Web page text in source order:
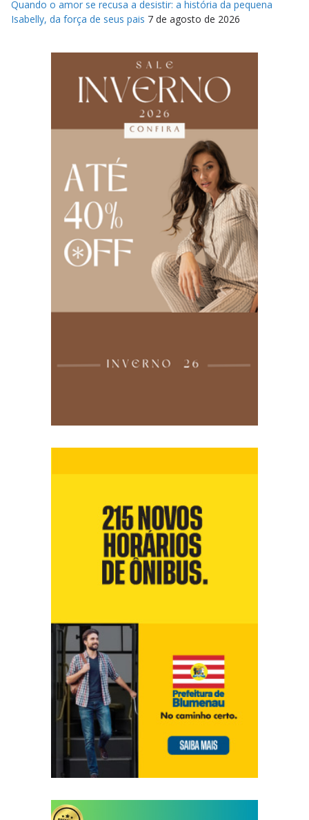
Quando o amor se recusa a desistir: a história da pequena
Isabelly, da força de seus pais 7 de agosto de 2026